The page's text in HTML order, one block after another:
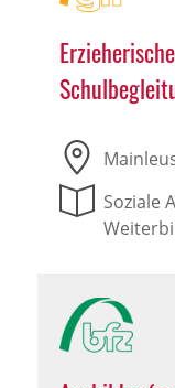
Soziale